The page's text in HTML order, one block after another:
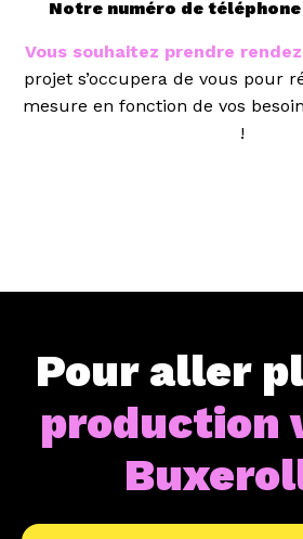
Notre numéro de téléphone
Vous souhaitez prendre
projet s’occupera de vous pour
mesure en fonction de vos
!
Pour aller
production